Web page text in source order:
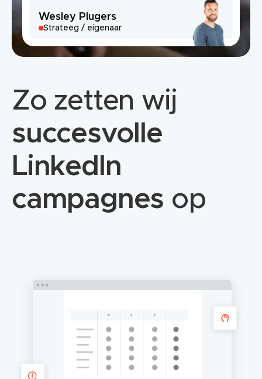
Wesley Plugers
Strateeg / eigenaar
Zo zetten wij
succesvolle
LinkedIn
campagnes op